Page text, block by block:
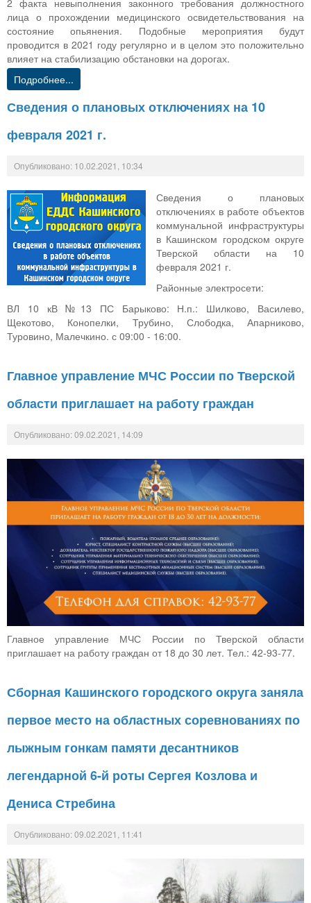
2 факта невыполнения законного требования должностного
лица о прохождении медицинского освидетельствования на
состояние опьянения. Подобные мероприятия будут
проводится в 2021 году регулярно и в целом это положительно
влияет на стабилизацию обстановки на дорогах.
Подробнее...
Сведения о плановых отключениях на 10
февраля 2021 г.
Опубликовано: 10.02.2021, 10:34
Сведения о плановых
отключениях в работе объектов
коммунальной инфраструктуры
в Кашинском городском округе
Тверской области на 10
февраля 2021 г.
Районные электросети:
ВЛ 10 кВ №13 ПС Барыково: Н.п.: Шилково, Василево,
Щекотово, Конопелки, Трубино, Слободка, Апарниково,
Туровино, Малечкино. с 09:00 - 16:00.
Главное управление МЧС России по Тверской
области приглашает на работу граждан
Опубликовано: 09.02.2021, 14:09
Главное управление МЧС России по Тверской области
приглашает на работу граждан от 18 до 30 лет. Тел.: 42-93-77.
Сборная Кашинского городского округа заняла
первое место на областных соревнованиях по
лыжным гонкам памяти десантников
легендарной 6-й роты Сергея Козлова и
Дениса Стребина
Опубликовано: 09.02.2021, 11:41